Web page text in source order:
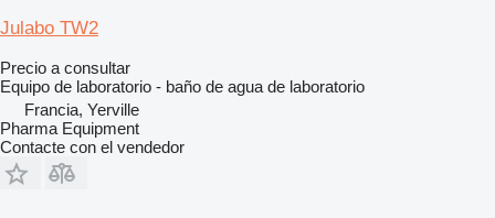
Julabo TW2
Precio a consultar
Equipo de laboratorio - baño de agua de laboratorio
Francia, Yerville
Pharma Equipment
Contacte con el vendedor